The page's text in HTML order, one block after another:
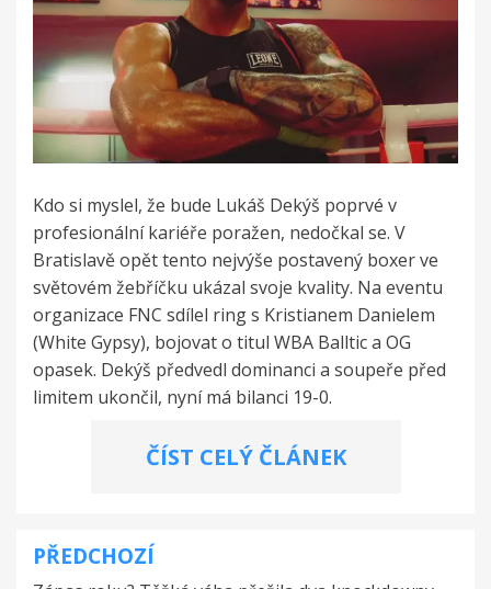
Kdo si myslel, že bude Lukáš Dekýš poprvé v
profesionální kariéře poražen, nedočkal se. V
Bratislavě opět tento nejvýše postavený boxer ve
světovém žebříčku ukázal svoje kvality. Na eventu
organizace FNC sdílel ring s Kristianem Danielem
(White Gypsy), bojovat o titul WBA Balltic a OG
opasek. Dekýš předvedl dominanci a soupeře před
limitem ukončil, nyní má bilanci 19-0.
ČÍST CELÝ ČLÁNEK
Navigace
PŘEDCHOZÍ